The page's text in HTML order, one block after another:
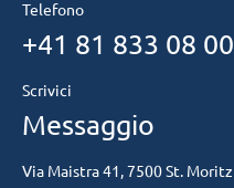
Telefono
+41 81 833 08 00
Scrivici
Messaggio
Via Maistra 41, 7500 St. Moritz